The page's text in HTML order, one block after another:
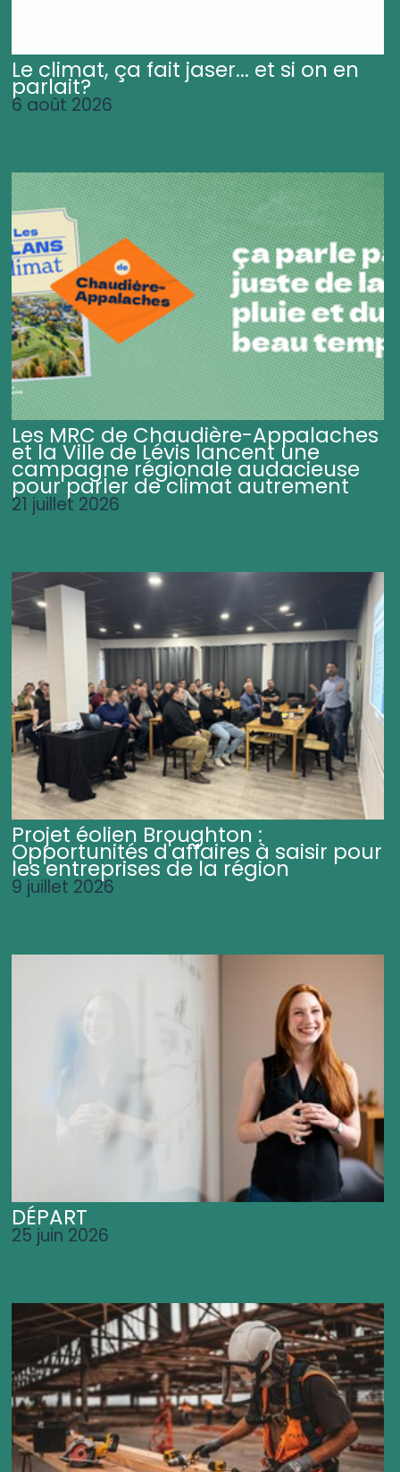
Le climat, ça fait jaser... et si on en
parlait?
6 août 2026
Les MRC de Chaudière-Appalaches
et la Ville de Lévis lancent une
campagne régionale audacieuse
pour parler de climat autrement
21 juillet 2026
Projet éolien Broughton :
Opportunités d'affaires à saisir pour
les entreprises de la région
9 juillet 2026
DÉPART
25 juin 2026